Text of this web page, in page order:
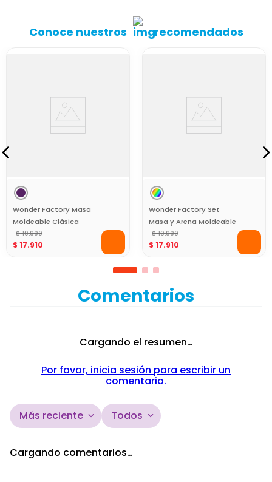
Conoce nuestros recomendados
Wonder Factory Masa
Moldeable Clásica
Morado Libre de Gluten
para Juego Creativo
$ 19.900
$ 17.910
Wonder Factory Set
Masa y Arena Moldeable
Multicolor con
Herramienta 4 en 1
$ 19.900
$ 17.910
Comentarios
Cargando el resumen…
Por favor, inicia sesión para escribir un
comentario.
Más reciente Todos
Cargando comentarios…